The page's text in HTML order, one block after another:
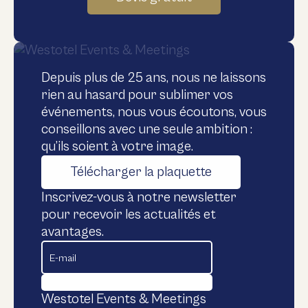
paix. Enfin un personnel des plus
vous.
Serge G. - Club sportif
180 participants • Westotel Tours - Val de
Loire • septembre 2025
Établissement au TOP, autant sur les
infrastructures (chambres, salles de
travail) que sur les repas et pauses.
Personnel sympathique souriant à l'écoute
des besoins. Un grand merci à Gabrielle qui
a permis de rendre ces moments possibles.
Jérémy V. - Secteur de la cosmétique
Depuis plus de 25 ans, nous ne laissons
rien au hasard pour sublimer vos
événements, nous vous écoutons, vous
conseillons avec une seule ambition :
qu’ils soient à votre image.
Télécharger la plaquette
Inscrivez-vous à notre newsletter
pour recevoir les actualités et
avantages.
Westotel Events & Meetings